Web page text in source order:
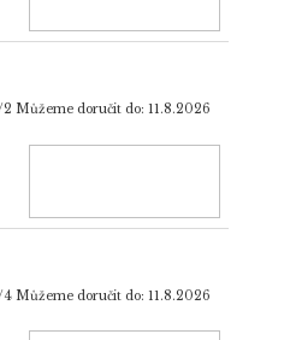
2 Můžeme doručit do: 11.8.2026
4 Můžeme doručit do: 11.8.2026